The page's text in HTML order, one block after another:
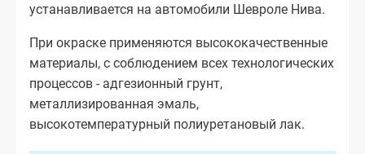
устанавливается на автомобили Шевроле Нива.
При окраске применяются высококачественные
материалы, с соблюдением всех технологических
процессов - адгезионный грунт,
металлизированная эмаль,
высокотемпературный полиуретановый лак.